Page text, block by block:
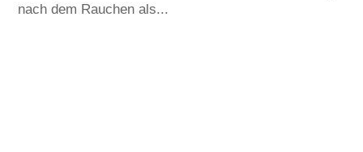
nach dem Rauchen als...